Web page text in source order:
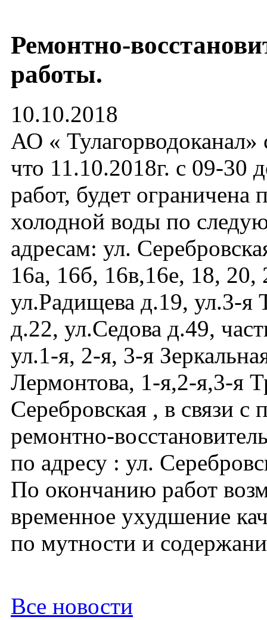
Ремонтно-
работы.
10.10.2018
АО « Тулагорводоканал»
что 11.10.2018г. с 09-30
работ, будет ограничена
холодной воды по
адресам: ул.
16а, 16б, 16в,16е, 18, 20,
ул.Радищева д.19, ул.3-я
д.22, ул.Седова д.49,
ул.1-я, 2-я, 3-я
Лермонтова, 1-я,2-я,3-я
Серебровская , в связи с
ремонтно-
по адресу : ул.
По окончанию работ
временное ухудшение
по мутности и
Все новости